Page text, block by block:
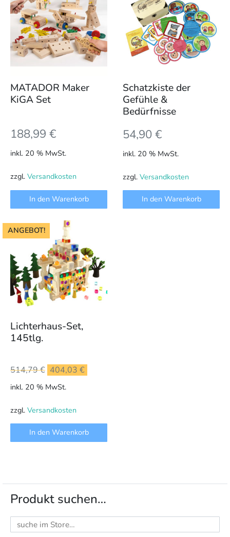
MATADOR Maker
KiGA Set
188,99 €
inkl. 20 % MwSt.
zzgl. Versandkosten
In den Warenkorb
Schatzkiste der
Gefühle &
Bedürfnisse
54,90€
inkl. 20 % MwSt.
zzgl. Versandkosten
In den Warenkorb
ANGEBOT!
Lichterhaus-Set,
145tlg.
514,79€ Ursprünglicher
Preis
514,79 €
404,03 €
inkl. 20 % MwSt.
zzgl. Versandkosten
In den Warenkorb
Produkt suchen…
Suchen
nach: